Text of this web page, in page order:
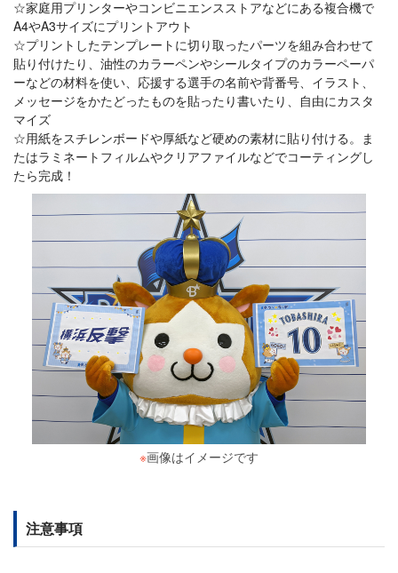
☆家庭用プリンターやコンビニエンスストアなどにある複合機で
A4やA3サイズにプリントアウト
☆プリントしたテンプレートに切り取ったパーツを組み合わせて
貼り付けたり、油性のカラーペンやシールタイプのカラーペーパ
ーなどの材料を使い、応援する選手の名前や背番号、イラスト、
メッセージをかたどったものを貼ったり書いたり、自由にカスタ
マイズ
☆用紙をスチレンボードや厚紙など硬めの素材に貼り付ける。ま
たはラミネートフィルムやクリアファイルなどでコーティングし
たら完成！
※画像はイメージです
注意事項